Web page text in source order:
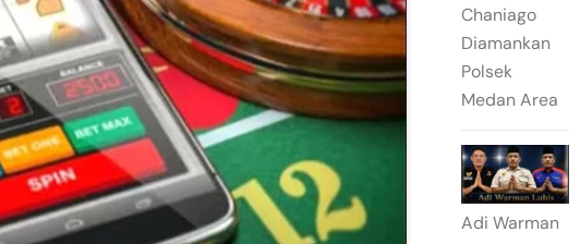
Chaniago
Diamankan
Polsek
Medan Area
Adi Warman